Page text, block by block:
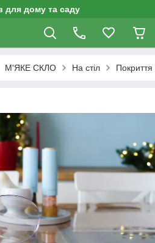
для дому та саду
М'ЯКЕ СКЛО На стіл Покриття